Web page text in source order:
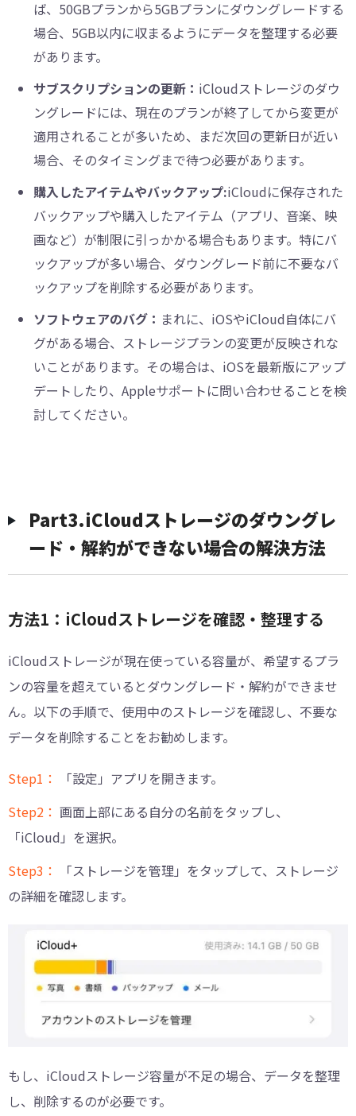
ば、50GBプランから5GBプランにダウングレードする
場合、5GB以内に収まるようにデータを整理する必要
があります。
サブスクリプションの更新： iCloudストレージのダウ
ングレードには、現在のプランが終了してから変更が
適用されることが多いため、まだ次回の更新日が近い
場合、そのタイミングまで待つ必要があります。
購入したアイテムやバックアップ:iCloudに保存された
バックアップや購入したアイテム（アプリ、音楽、映
画など）が制限に引っかかる場合もあります。特にバ
ックアップが多い場合、ダウングレード前に不要なバ
ックアップを削除する必要があります。
ソフトウェアのバグ： まれに、iOSやiCloud自体にバ
グがある場合、ストレージプランの変更が反映されな
いことがあります。その場合は、iOSを最新版にアップ
デートしたり、Appleサポートに問い合わせることを検
討してください。
︎Part3.iCloudストレージのダウングレ
ード・解約ができない場合の解決方法
方法1：iCloudストレージを確認・整理する
iCloudストレージが現在使っている容量が、希望するプラ
ンの容量を超えているとダウングレード・解約ができませ
ん。以下の手順で、使用中のストレージを確認し、不要な
データを削除することをお勧めします。
Step1：
「設定」アプリを開きます。
Step2： 画面上部にある自分の名前をタップし、
「iCloud」を選択。
Step3：
「ストレージを管理」をタップして、ストレージ
の詳細を確認します。
もし、iCloudストレージ容量が不足の場合、データを整理
し、削除するのが必要です。